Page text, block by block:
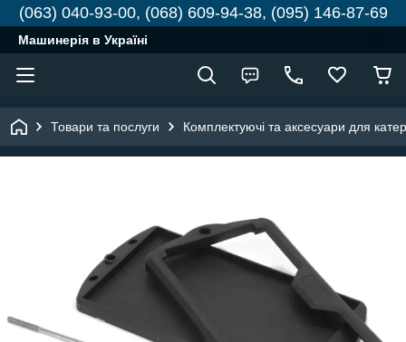
(063) 040-93-00, (068) 609-94-38, (095) 146-87-69
Машинерія в Україні
Товари та послуги Комплектуючі та аксесуари для